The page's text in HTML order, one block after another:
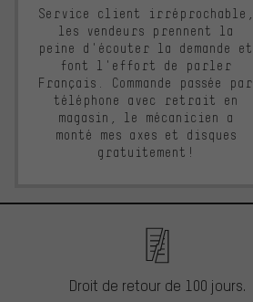
Service client irréprochable,
les vendeurs prennent la
peine d'écouter la demande et
font l'effort de parler
Français. Commande passée par
téléphone avec retrait en
magasin, le mécanicien a
monté mes axes et disques
gratuitement!
Droit de retour de 100 jours.